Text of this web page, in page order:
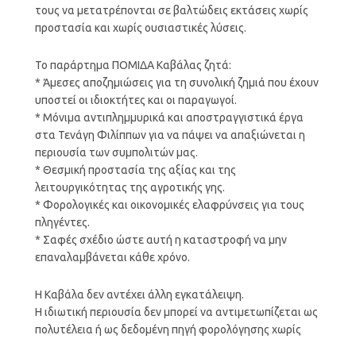
τους να μετατρέπονται σε βαλτώδεις εκτάσεις χωρίς
προστασία και χωρίς ουσιαστικές λύσεις.
Το παράρτημα ΠΟΜΙΔΑ Καβάλας ζητά:
* Άμεσες αποζημιώσεις για τη συνολική ζημιά που έχουν
υποστεί οι ιδιοκτήτες και οι παραγωγοί.
* Μόνιμα αντιπλημμυρικά και αποστραγγιστικά έργα
στα Τενάγη Φιλίππων για να πάψει να απαξιώνεται η
περιουσία των συμπολιτών μας.
* Θεσμική προστασία της αξίας και της
λειτουργικότητας της αγροτικής γης.
* Φορολογικές και οικονομικές ελαφρύνσεις για τους
πληγέντες.
* Σαφές σχέδιο ώστε αυτή η καταστροφή να μην
επαναλαμβάνεται κάθε χρόνο.
Η Καβάλα δεν αντέχει άλλη εγκατάλειψη.
Η ιδιωτική περιουσία δεν μπορεί να αντιμετωπίζεται ως
πολυτέλεια ή ως δεδομένη πηγή φορολόγησης χωρίς